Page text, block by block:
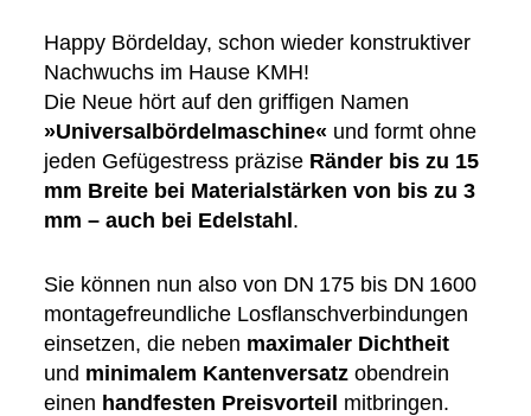
Happy Bördelday, schon wieder konstruktiver
Nachwuchs im Hause KMH!
Die Neue hört auf den griffigen Namen
»Universalbördelmaschine« und formt ohne
jeden Gefügestress präzise Ränder bis zu 15
mm Breite bei Materialstärken von bis zu 3
mm – auch bei Edelstahl .
Sie können nun also von DN 175 bis DN 1600
montagefreundliche Losflanschverbindungen
einsetzen, die neben maximaler Dichtheit
und minimalem Kantenversatz obendrein
einen handfesten Preisvorteil mitbringen.